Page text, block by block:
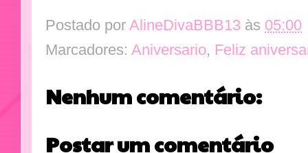
Postado por AlineDivaBBB13 às 05:00
Marcadores: Aniversario, Feliz
Nenhum comentário:
Postar um comentário